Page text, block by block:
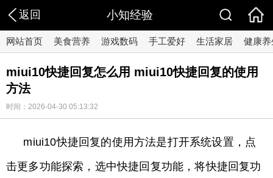
返回 小知经验
网站首页 美食营养 游戏数码 手工爱好 生活家居 健康养
miui10快捷回复怎么用 miui10快捷回复的使用
方法
时间：2026-04-30 05:13:32
miui10快捷回复的使用方法是打开系统设置，点
击更多功能探索，选中快捷回复功能，将快捷回复功